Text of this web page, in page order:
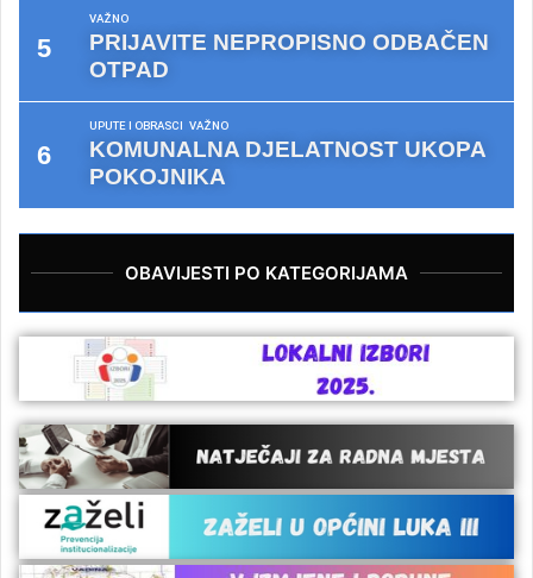
VAŽNO
PRIJAVITE NEPROPISNO ODBAČEN
OTPAD
UPUTE I OBRASCI VAŽNO
KOMUNALNA DJELATNOST UKOPA
POKOJNIKA
OBAVIJESTI PO KATEGORIJAMA